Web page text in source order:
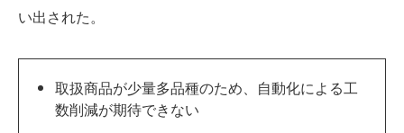
い出された。
取扱商品が少量多品種のため、自動化による工
数削減が期待できない